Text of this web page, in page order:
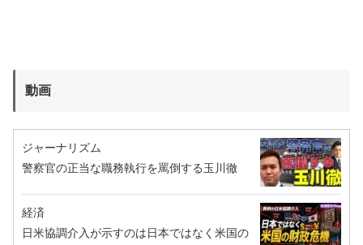
動画
ジャーナリズム
警察官の正当な職務執行を罵倒する玉川徹
経済
日米協調介入が示すのは日本ではなく米国の